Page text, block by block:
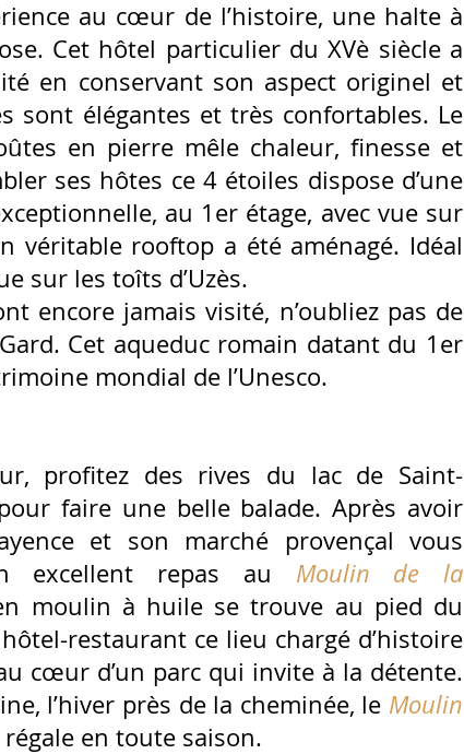
Cet hôtel particulier du XVè siècle a
en conservant son aspect originel et
sont élégantes et très confortables. Le
en pierre mêle chaleur, finesse et
ses hôtes ce 4 étoiles dispose d’une
au 1er étage, avec vue sur
véritable rooftop a été aménagé. Idéal
sur les toîts d’Uzès.
encore jamais visité, n’oubliez pas de
Cet aqueduc romain datant du 1er
mondial de l’Unesco.
profitez des rives du lac de Saint-
faire une belle balade. Après avoir
et son marché provençal vous
excellent repas au Moulin de la
moulin à huile se trouve au pied du
restaurant ce lieu chargé d’histoire
cœur d’un parc qui invite à la détente.
l’hiver près de la cheminée, le Moulin
en toute saison.